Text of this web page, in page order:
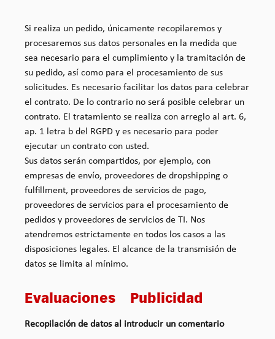
Si realiza un pedido, únicamente recopilaremos y
procesaremos sus datos personales en la medida que
sea necesario para el cumplimiento y la tramitación de
su pedido, así como para el procesamiento de sus
solicitudes. Es necesario facilitar los datos para celebrar
el contrato. De lo contrario no será posible celebrar un
contrato. El tratamiento se realiza con arreglo al art. 6,
ap. 1 letra b del RGPD y es necesario para poder
ejecutar un contrato con usted.
Sus datos serán compartidos, por ejemplo, con
empresas de envío, proveedores de dropshipping o
fulfillment, proveedores de servicios de pago,
proveedores de servicios para el procesamiento de
pedidos y proveedores de servicios de TI. Nos
atendremos estrictamente en todos los casos a las
disposiciones legales. El alcance de la transmisión de
datos se limita al mínimo.
Evaluaciones Publicidad
Recopilación de datos al introducir un comentario